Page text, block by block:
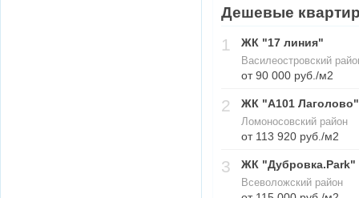
Дешевые
1 ЖК "17 линия"
Василеостровский
от 90 000 руб./м2
2 ЖК "А101 Лаголово"
Ломоносовский район
от 113 920 руб./м2
3 ЖК "Дубровка.Park"
Всеволожский район